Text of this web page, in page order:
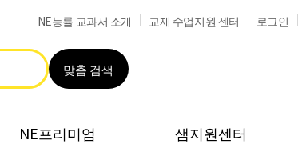
NE능률 교과서 소개 교재 수업지원 센터 로그인
맞춤 검색
NE프리미엄 샘지원센터